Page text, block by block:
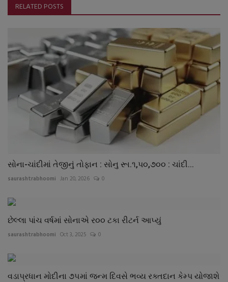
RELATED POSTS
સોના-ચાંદીમાં તેજીનું તોફાન : સોનુ રૂા.૧,પ૦,૭૦૦ : ચાંદી...
saurashtrabhoomi Jan 20, 2026 0
છેલ્લા પાંચ વર્ષમાં સોનાએ ર૦૦ ટકા રીટર્ન આપ્યું
saurashtrabhoomi Oct 3, 2025 0
વડાપ્રધાન મોદીના ૭૫માં જન્મ દિવસે ભવ્ય રક્તદાન કેમ્પ યોજાશે